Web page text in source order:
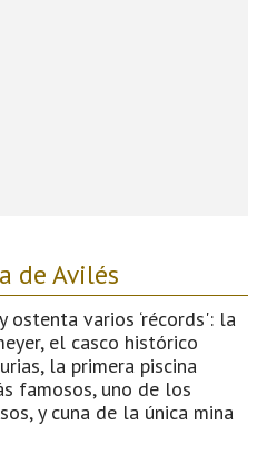
de Avilés
ostenta varios ‘récords': la
el casco histórico
la primera piscina
famosos, uno de los
y cuna de la única mina